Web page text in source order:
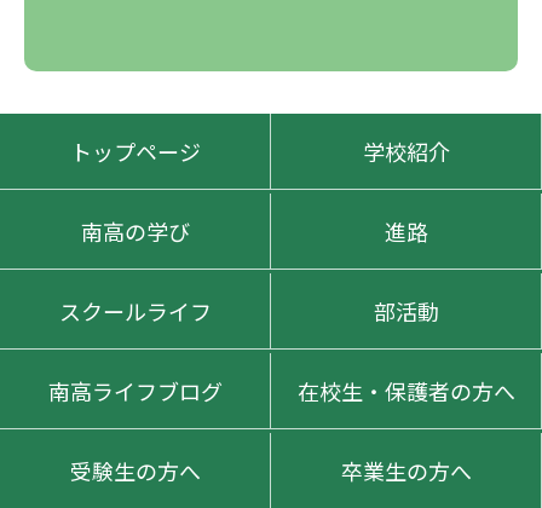
トップページ 学校紹介
南高の学び 進路
スクールライフ 部活動
南高ライフブログ 在校生・保護者の方へ
受験生の方へ 卒業生の方へ